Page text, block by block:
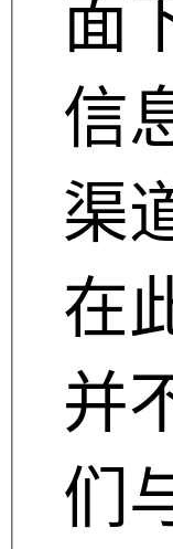
面
信
渠
在
并
们